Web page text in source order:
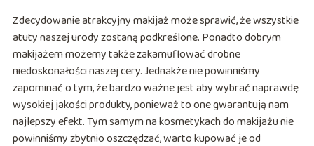
Zdecydowanie atrakcyjny makijaż może sprawić, że wszystkie
atuty naszej urody zostaną podkreślone. Ponadto dobrym
makijażem możemy także zakamuflować drobne
niedoskonałości naszej cery. Jednakże nie powinniśmy
zapominać o tym, że bardzo ważne jest aby wybrać naprawdę
wysokiej jakości produkty, ponieważ to one gwarantują nam
najlepszy efekt. Tym samym na kosmetykach do makijażu nie
powinniśmy zbytnio oszczędzać, warto kupować je od